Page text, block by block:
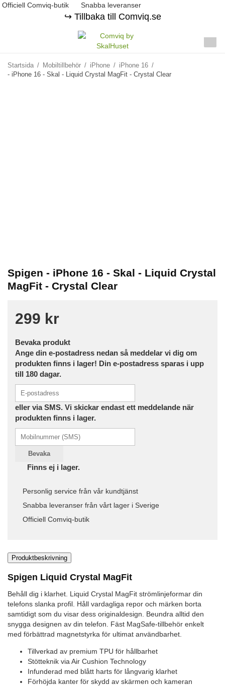
Officiell Comviq-butik Snabba leveranser
↪️ Tillbaka till Comviq.se
Startsida / Mobiltillbehör / iPhone / iPhone 16 /
- iPhone 16 - Skal - Liquid Crystal MagFit - Crystal Clear
Spigen - iPhone 16 - Skal - Liquid Crystal
MagFit - Crystal Clear
299 kr
Bevaka produkt
Ange din e-postadress nedan så meddelar vi dig om
produkten finns i lager! Din e-postadress sparas i upp
till 180 dagar.
eller via SMS. Vi skickar endast ett meddelande när
produkten finns i lager.
Bevaka
Finns ej i lager.
Personlig service från vår kundtjänst
Snabba leveranser från vårt lager i Sverige
Officiell Comviq-butik
Produktbeskrivning
Spigen Liquid Crystal MagFit
Behåll dig i klarhet. Liquid Crystal MagFit strömlinjeformar din
telefons slanka profil. Håll vardagliga repor och märken borta
samtidigt som du visar dess originaldesign. Beundra alltid den
snygga designen av din telefon. Fäst MagSafe-tillbehör enkelt
med förbättrad magnetstyrka för ultimat användbarhet.
Tillverkad av premium TPU för hållbarhet
Stötteknik via Air Cushion Technology
Infunderad med blått harts för långvarig klarhet
Förhöjda kanter för skydd av skärmen och kameran